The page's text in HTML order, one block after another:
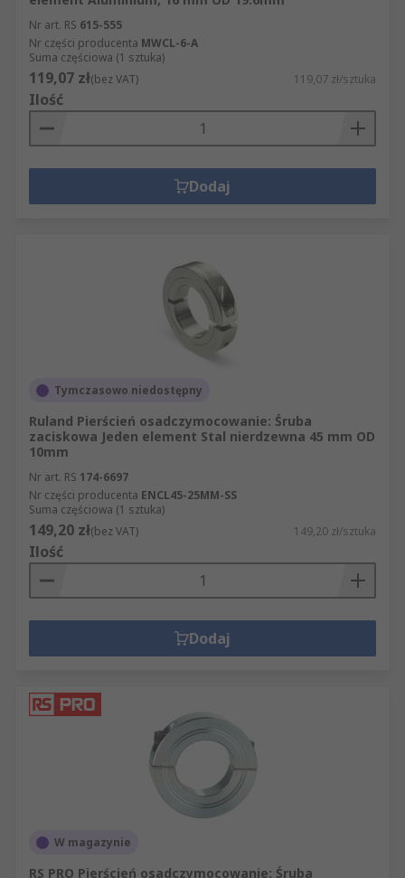
Nr art. RS 615-555
Nr części producenta MWCL-6-A
Suma częściowa (1 sztuka)
119,07 zł(bez VAT) 119,07 zł/sztuka
Ilość
Dodaj
Tymczasowo niedostępny
Ruland Pierścień osadczymocowanie: Śruba
zaciskowa Jeden element Stal nierdzewna 45 mm OD
10mm
Nr art. RS 174-6697
Nr części producenta ENCL45-25MM-SS
Suma częściowa (1 sztuka)
149,20 zł(bez VAT) 149,20 zł/sztuka
Ilość
Dodaj
W magazynie
RS PRO Pierścień osadczymocowanie: Śruba